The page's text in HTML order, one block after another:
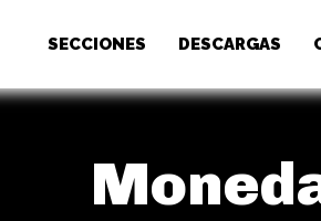
SECCIONES DESCARGAS